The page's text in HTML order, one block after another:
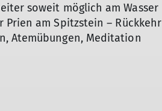
soweit möglich am Wasser
am Spitzstein – Rückkehr
Atemübungen, Meditation